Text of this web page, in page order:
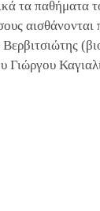
τα παθήματα
αισθάνονται
Γιώργου